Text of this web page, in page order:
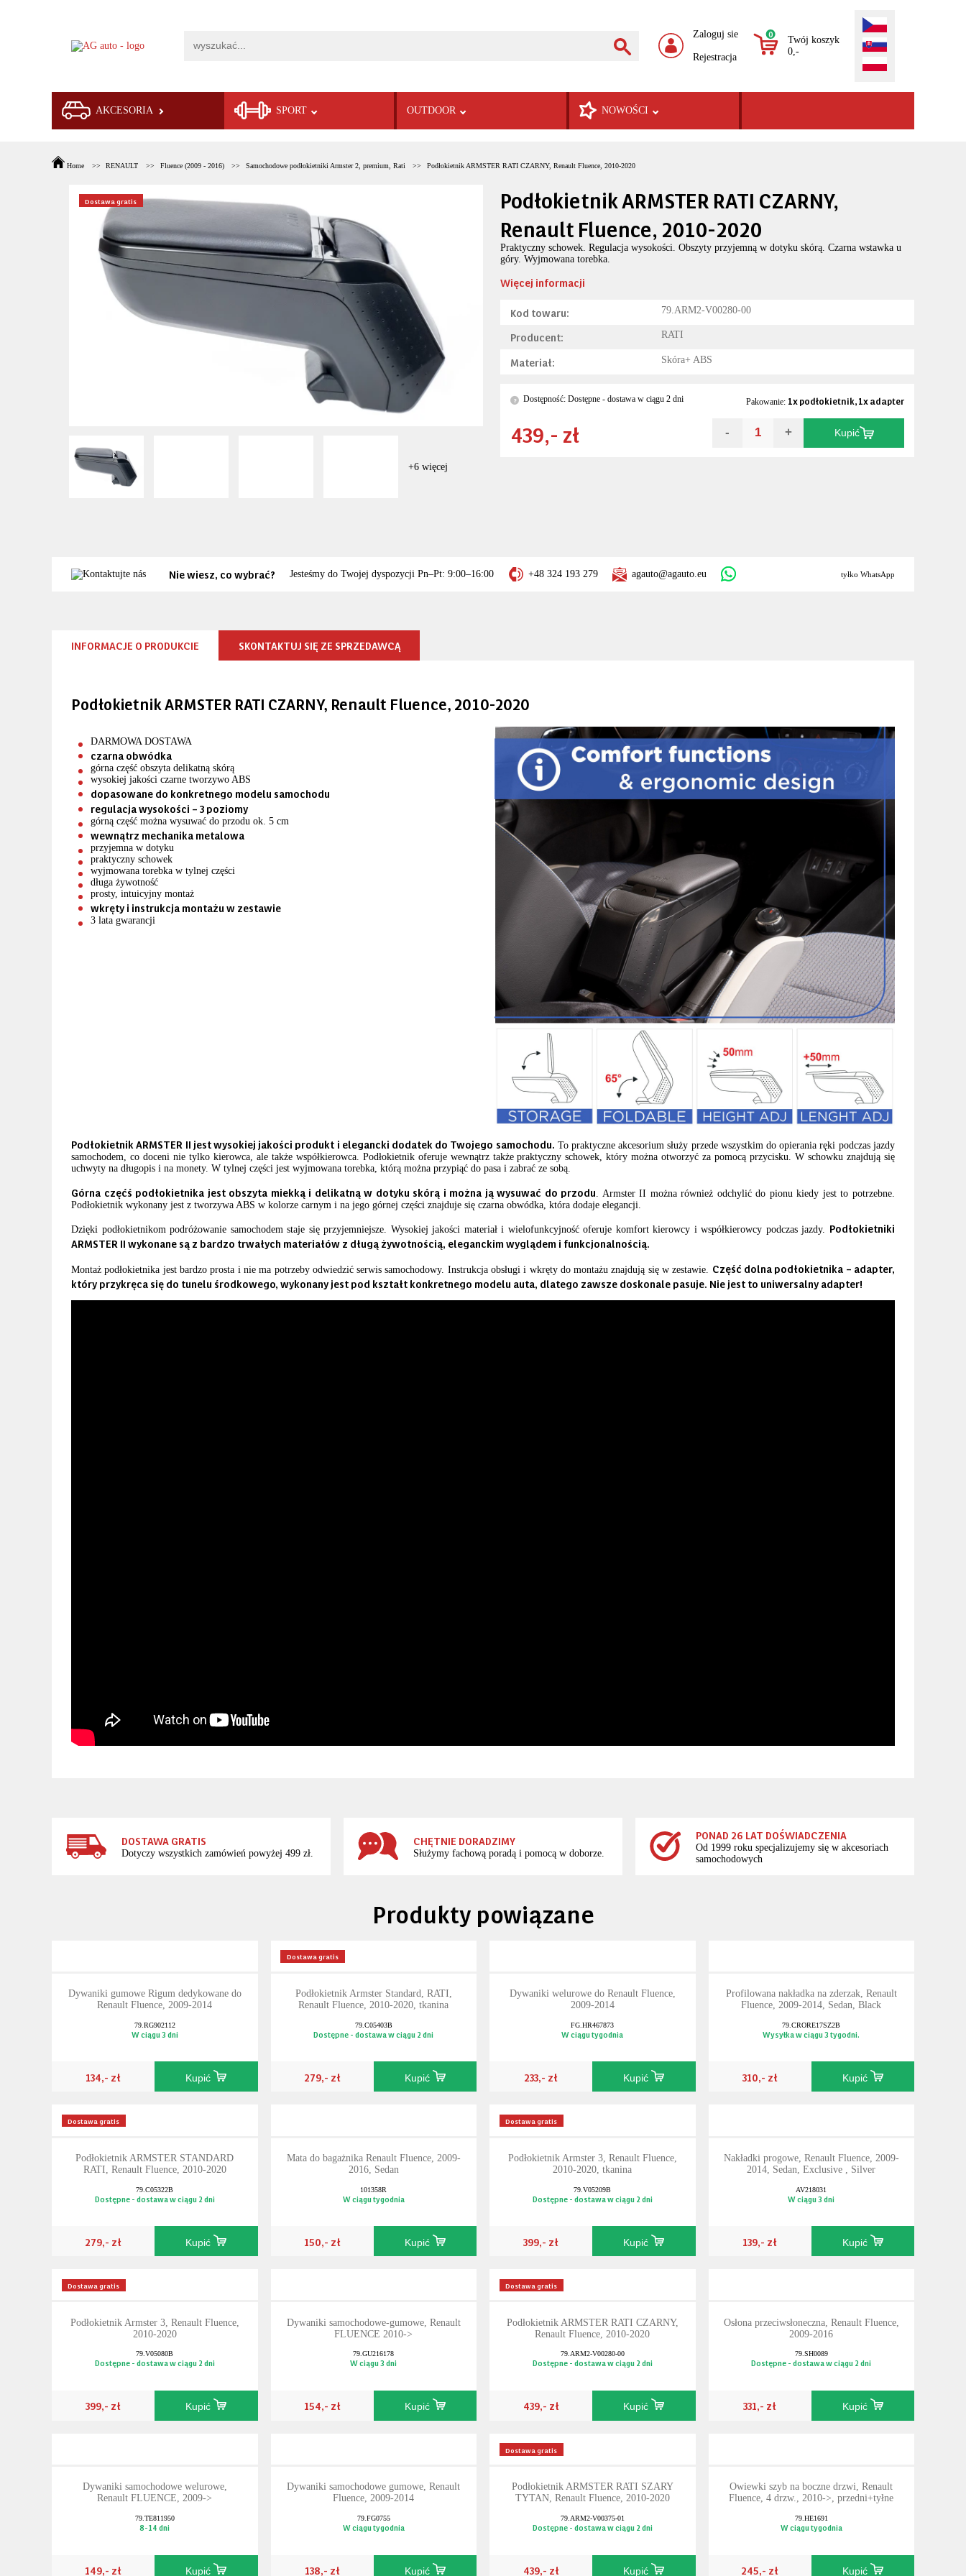
Zaloguj sie
Rejestracja
0
Twój koszyk
0,-
AKCESORIA SPORT OUTDOOR NOWOŚCI
Home RENAULT Fluence (2009 - 2016) Samochodowe podłokietniki Armster 2, premium, Rati Podłokietnik ARMSTER RATI CZARNY, Renault Fluence, 2010-2020
Dostawa gratis
+6 więcej
Podłokietnik ARMSTER RATI CZARNY,
Renault Fluence, 2010-2020
Praktyczny schowek. Regulacja wysokości. Obszyty przyjemną w dotyku skórą. Czarna wstawka u
góry. Wyjmowana torebka.
Więcej informacji
Kod towaru:
79.ARM2-V00280-00
Producent: RATI
Materiał: Skóra+ ABS
? Dostępność: Dostępne - dostawa w ciągu 2 dni Pakowanie: 1x podłokietnik, 1x adapter
439,- zł - + Kupić
Nie wiesz, co wybrać? Jesteśmy do Twojej dyspozycji Pn–Pt: 9:00–16:00 +48 324 193 279 agauto@agauto.eu tyłko WhatsApp
INFORMACJE O PRODUKCIE SKONTAKTUJ SIĘ ZE SPRZEDAWCĄ
Podłokietnik ARMSTER RATI CZARNY, Renault Fluence, 2010-2020
DARMOWA DOSTAWA
czarna obwódka
górna część obszyta delikatną skórą
wysokiej jakości czarne tworzywo ABS
dopasowane do konkretnego modelu samochodu
regulacja wysokości – 3 poziomy
górną część można wysuwać do przodu ok. 5 cm
wewnątrz mechanika metalowa
przyjemna w dotyku
praktyczny schowek
wyjmowana torebka w tylnej części
długa żywotność
prosty, intuicyjny montaż
wkręty i instrukcja montażu w zestawie
3 lata gwarancji
Podłokietnik ARMSTER II jest wysokiej jakości produkt i elegancki dodatek do Twojego samochodu. To praktyczne akcesorium służy przede wszystkim do opierania ręki podczas jazdy
samochodem, co doceni nie tylko kierowca, ale także współkierowca. Podłokietnik oferuje wewnątrz także praktyczny schowek, który można otworzyć za pomocą przycisku. W schowku znajdują się
uchwyty na długopis i na monety. W tylnej części jest wyjmowana torebka, którą można przypiąć do pasa i zabrać ze sobą.
Górna częćś podłokietnika jest obszyta miekką i delikatną w dotyku skórą i można ją wysuwać do przodu . Armster II można również odchylić do pionu kiedy jest to potrzebne.
Podłokietnik wykonany jest z tworzywa ABS w kolorze carnym i na jego górnej części znajduje się czarna obwódka, która dodaje elegancji.
Dzięki podłokietnikom podróżowanie samochodem staje się przyjemniejsze. Wysokiej jakości materiał i wielofunkcyjność oferuje komfort kierowcy i współkierowcy podczas jazdy. Podłokietniki
ARMSTER II wykonane są z bardzo trwałych materiałów z długą żywotnością, eleganckim wyglądem i funkcjonalnością.
Montaż podłokietnika jest bardzo prosta i nie ma potrzeby odwiedzić serwis samochodowy. Instrukcja obsługi i wkręty do montażu znajdują się w zestawie. Część dolna podłokietnika – adapter,
który przykręca się do tunelu środkowego, wykonany jest pod kształt konkretnego modelu auta, dlatego zawsze doskonale pasuje. Nie jest to uniwersalny adapter!
DOSTAWA GRATIS
Dotyczy wszystkich zamówień powyżej 499 zł.
CHĘTNIE DORADZIMY
Służymy fachową poradą i pomocą w doborze.
PONAD 26 LAT DOŚWIADCZENIA
Od 1999 roku specjalizujemy się w akcesoriach
samochodowych
Produkty powiązane
Dywaniki gumowe Rigum dedykowane do
Renault Fluence, 2009-2014
79.RG902112
W ciągu 3 dni
134,- zł Kupić
Dostawa gratis
Podłokietnik Armster Standard, RATI,
Renault Fluence, 2010-2020, tkanina
79.C05403B
Dostępne - dostawa w ciągu 2 dni
279,- zł Kupić
Dywaniki welurowe do Renault Fluence,
2009-2014
FG.HR467873
W ciągu tygodnia
233,- zł Kupić
Profilowana nakładka na zderzak, Renault
Fluence, 2009-2014, Sedan, Black
79.CRORE17SZ2B
Wysyłka w ciągu 3 tygodni.
310,- zł Kupić
Dostawa gratis
Podłokietnik ARMSTER STANDARD
RATI, Renault Fluence, 2010-2020
79.C05322B
Dostępne - dostawa w ciągu 2 dni
279,- zł Kupić
Mata do bagażnika Renault Fluence, 2009-
2016, Sedan
101358R
W ciągu tygodnia
150,- zł Kupić
Dostawa gratis
Podłokietnik Armster 3, Renault Fluence,
2010-2020, tkanina
79.V05209B
Dostępne - dostawa w ciągu 2 dni
399,- zł Kupić
Nakładki progowe, Renault Fluence, 2009-
2014, Sedan, Exclusive , Silver
AV218031
W ciągu 3 dni
139,- zł Kupić
Dostawa gratis
Podłokietnik Armster 3, Renault Fluence,
2010-2020
79.V05080B
Dostępne - dostawa w ciągu 2 dni
399,- zł Kupić
Dywaniki samochodowe-gumowe, Renault
FLUENCE 2010->
79.GU216178
W ciągu 3 dni
154,- zł Kupić
Dostawa gratis
Podłokietnik ARMSTER RATI CZARNY,
Renault Fluence, 2010-2020
79.ARM2-V00280-00
Dostępne - dostawa w ciągu 2 dni
439,- zł Kupić
Osłona przeciwsłoneczna, Renault Fluence,
2009-2016
79.SH0089
Dostępne - dostawa w ciągu 2 dni
331,- zł Kupić
Dywaniki samochodowe welurowe,
Renault FLUENCE, 2009->
79.TE811950
8-14 dni
149,- zł Kupić
Dywaniki samochodowe gumowe, Renault
Fluence, 2009-2014
79.FG0755
W ciągu tygodnia
138,- zł Kupić
Dostawa gratis
Podłokietnik ARMSTER RATI SZARY
TYTAN, Renault Fluence, 2010-2020
79.ARM2-V00375-01
Dostępne - dostawa w ciągu 2 dni
439,- zł Kupić
Owiewki szyb na boczne drzwi, Renault
Fluence, 4 drzw., 2010->, przedni+tyłne
79.HE1691
W ciągu tygodnia
245,- zł Kupić